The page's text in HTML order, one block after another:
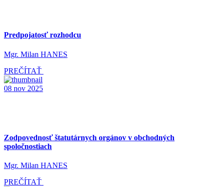
Predpojatosť rozhodcu
Mgr. Milan HANES
PREČÍTAŤ
08 nov 2025
Zodpovednosť štatutárnych orgánov v obchodných
spoločnostiach
Mgr. Milan HANES
PREČÍTAŤ